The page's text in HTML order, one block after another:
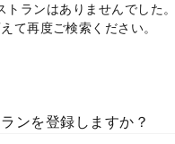
トランはありませんでした。
て再度ご検索ください。
ンを登録しますか？